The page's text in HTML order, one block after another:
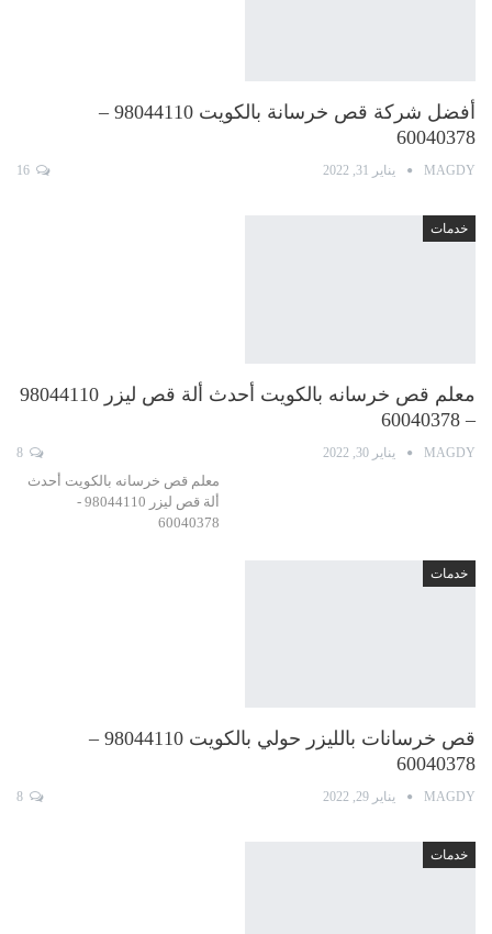
أفضل شركة قص خرسانة بالكويت 98044110 –
60040378
MAGDY يناير 31, 2022
خدمات
معلم قص خرسانه بالكويت أحدث ألة قص ليزر 98044110
– 60040378
MAGDY يناير 30, 2022
معلم قص خرسانه بالكويت أحدث
ألة قص ليزر 98044110 -
60040378
خدمات
قص خرسانات بالليزر حولي بالكويت 98044110 –
60040378
MAGDY يناير 29, 2022
خدمات